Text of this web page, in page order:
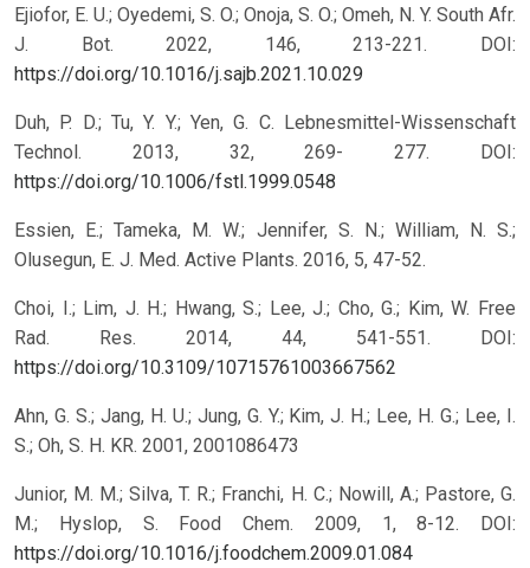
Ejiofor, E. U.; Oyedemi, S. O.; Onoja, S. O.; Omeh, N. Y. South Afr.
J. Bot. 2022, 146, 213-221. DOI:
https://doi.org/10.1016/j.sajb.2021.10.029
Duh, P. D.; Tu, Y. Y.; Yen, G. C. Lebnesmittel-Wissenschaft
Technol. 2013, 32, 269- 277. DOI:
https://doi.org/10.1006/fstl.1999.0548
Essien, E.; Tameka, M. W.; Jennifer, S. N.; William, N. S.;
Olusegun, E. J. Med. Active Plants. 2016, 5, 47-52.
Choi, I.; Lim, J. H.; Hwang, S.; Lee, J.; Cho, G.; Kim, W. Free
Rad. Res. 2014, 44, 541-551. DOI:
https://doi.org/10.3109/10715761003667562
Ahn, G. S.; Jang, H. U.; Jung, G. Y.; Kim, J. H.; Lee, H. G.; Lee, I.
S.; Oh, S. H. KR. 2001, 2001086473
Junior, M. M.; Silva, T. R.; Franchi, H. C.; Nowill, A.; Pastore, G.
M.; Hyslop, S. Food Chem. 2009, 1, 8-12. DOI:
https://doi.org/10.1016/j.foodchem.2009.01.084